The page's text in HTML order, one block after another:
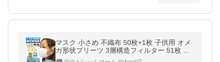
マスク 小さめ 不織布 50枚+1枚 子供用 オメ
ガ形状プリーツ 3層構造フィルター 51枚 使
い捨てマスク 小顔 花粉症 [M便 1/1]